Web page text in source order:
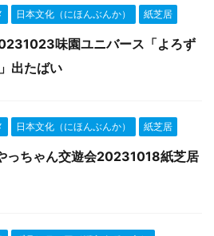
日本文化（にほんぶんか） 紙芝居
味園ユニバース「よろず
出たばい
日本文化（にほんぶんか） 紙芝居
っちゃん交遊会20231018紙芝居